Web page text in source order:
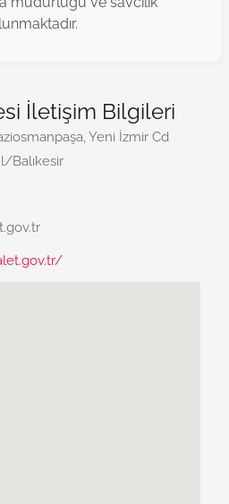
İletişim Bilgileri
Yeni İzmir Cd
Balıkesir